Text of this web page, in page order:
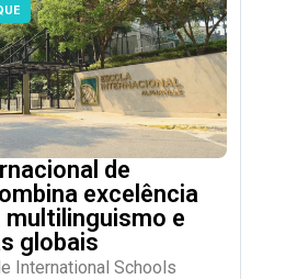
de
excelência
multilinguismo e
globais
International Schools